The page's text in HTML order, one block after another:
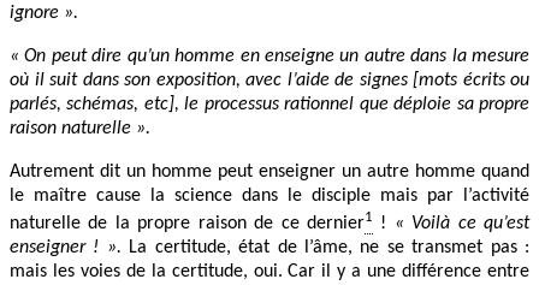
ignore ».
« On peut dire qu’un homme en enseigne un autre dans la mesure
où il suit dans son exposition, avec l’aide de signes [mots écrits ou
parlés, schémas, etc], le processus rationnel que déploie sa propre
raison naturelle ».
Autrement dit un homme peut enseigner un autre homme quand
le maître cause la science dans le disciple mais par l’activité
naturelle de la propre raison de ce dernier1 ! « Voilà ce qu’est
enseigner ! ». La certitude, état de l’âme, ne se transmet pas :
mais les voies de la certitude, oui. Car il y a une différence entre